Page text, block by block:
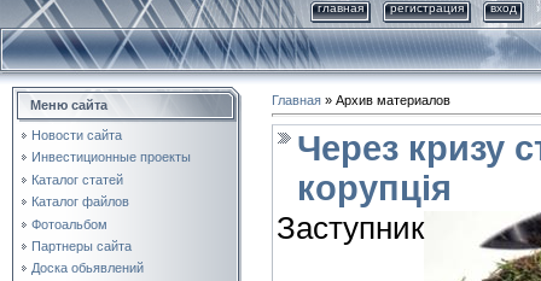
главная регистрация вход
Меню сайта
Новости сайта
Инвестиционные проекты
Каталог статей
Каталог файлов
Фотоальбом
Партнеры сайта
Доска обьявлений
Главная » Архив материалов
Через кризу
корупція
Заступник